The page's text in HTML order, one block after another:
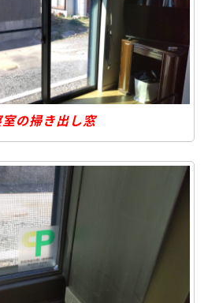
室の掃き出し窓